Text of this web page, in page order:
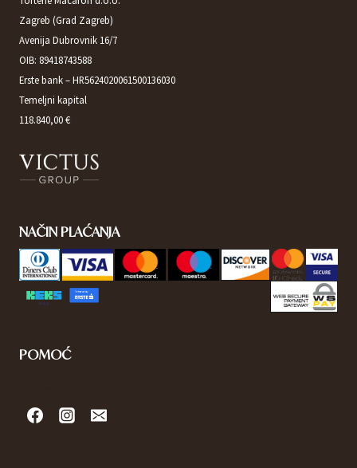
Zagreb (Grad Zagreb)
Avenija Dubrovnik 16/7
OIB: 89418743588
Erste bank – HR5624020061500136030
Temeljni kapital
118.840,00 €
NAČIN PLAĆANJA
POMOĆ